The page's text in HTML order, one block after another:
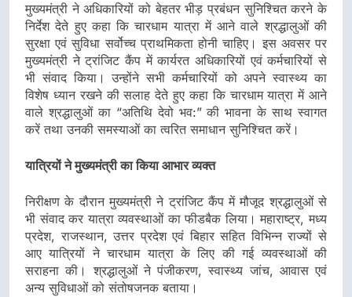
मुख्यमंत्री ने अधिकारियों को बेहतर भीड़ प्रबंधन सुनिश्चित करने के
निर्देश देते हुए कहा कि चारधाम यात्रा में आने वाले श्रद्धालुओं की
सुरक्षा एवं सुविधा सर्वोच्च प्राथमिकता होनी चाहिए। इस अवसर पर
मुख्यमंत्री ने ट्रांजिट कैंप में कार्यरत अधिकारियों एवं कर्मचारियों से
भी संवाद किया। उन्होंने सभी कर्मचारियों को अपने स्वास्थ्य का
विशेष ध्यान रखने की सलाह देते हुए कहा कि चारधाम यात्रा में आने
वाले श्रद्धालुओं का “अतिथि देवो भव:” की भावना के साथ स्वागत
करें तथा उनकी समस्याओं का त्वरित समाधान सुनिश्चित करें।
यात्रियों ने मुख्यमंत्री का किया आभार व्यक्त
निरीक्षण के दौरान मुख्यमंत्री ने ट्रांजिट कैंप में मौजूद श्रद्धालुओं से
भी संवाद कर यात्रा व्यवस्थाओं का फीडबैक लिया। महाराष्ट्र, मध्य
प्रदेश, राजस्थान, उत्तर प्रदेश एवं बिहार सहित विभिन्न राज्यों से
आए यात्रियों ने चारधाम यात्रा के लिए की गई व्यवस्थाओं की
सराहना की। श्रद्धालुओं ने पंजीकरण, स्वास्थ्य जांच, आवास एवं
अन्य सुविधाओं को संतोषजनक बताया।